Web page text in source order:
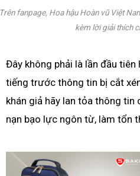
fanpage, Hoa hậu Hoàn vũ Việt
kèm lời giải thích
Đây không phải là lần đầu tiên
tiếng trước thông tin bị cắt
khán giả hãy lan tỏa thông tin
nạn bạo lực ngôn từ, làm tổn